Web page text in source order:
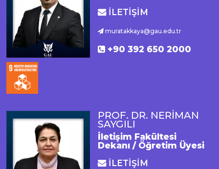
İLETİŞİM
muratakkaya@gau.edu.tr
+90 392 650 2000
PROF. DR. NERİMAN
SAYGILI
İletişim Fakültesi
Dekanı / Öğretim Üyesi
İLETİŞİM